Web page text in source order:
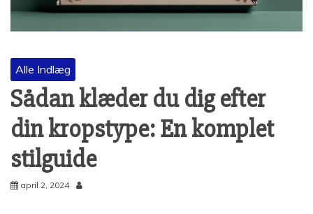
Alle Indlæg
Sådan klæder du dig efter
din kropstype: En komplet
stilguide
april 2, 2024